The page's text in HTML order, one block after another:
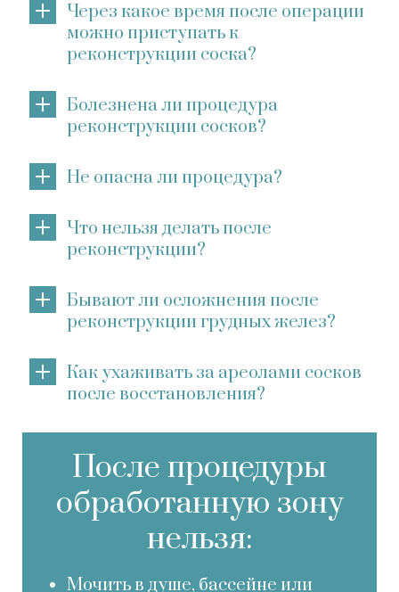
Через какое время после операции
можно приступать к
реконструкции соска?
Болезнена ли процедура
реконструкции сосков?
Не опасна ли процедура?
Что нельзя делать после
реконструкции?
Бывают ли осложнения после
реконструкции грудных желез?
Как ухаживать за ареолами сосков
после восстановления?
После процедуры
обработанную зону
нельзя:
Мочить в душе, бассейне или